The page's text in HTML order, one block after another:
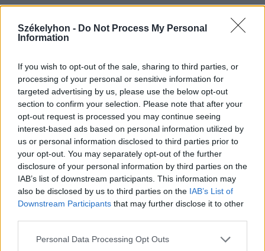
Székelyhon - Do Not Process My Personal
Information
If you wish to opt-out of the sale, sharing to third parties, or
processing of your personal or sensitive information for
targeted advertising by us, please use the below opt-out
section to confirm your selection. Please note that after your
opt-out request is processed you may continue seeing
interest-based ads based on personal information utilized by
us or personal information disclosed to third parties prior to
your opt-out. You may separately opt-out of the further
disclosure of your personal information by third parties on the
IAB’s list of downstream participants. This information may
also be disclosed by us to third parties on the IAB’s List of
Downstream Participants that may further disclose it to other
Personal Data Processing Opt Outs
Hasznos
Impresszum
Szerzői jogok
Adatvédelmi tájékoztató
Cookie-kezelési tájékoztató
Hozzászólási szabályzat
Nyomtatott lapjaink archívuma
Székely Hírmondó archívuma